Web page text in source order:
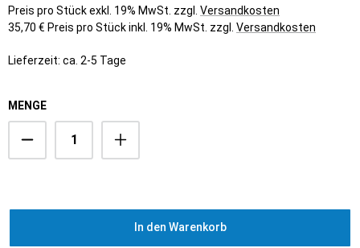
Preis pro Stück exkl. 19% MwSt. zzgl. Versandkosten
35,70 € Preis pro Stück inkl. 19% MwSt. zzgl. Versandkosten
Lieferzeit: ca. 2-5 Tage
MENGE
In den Warenkorb